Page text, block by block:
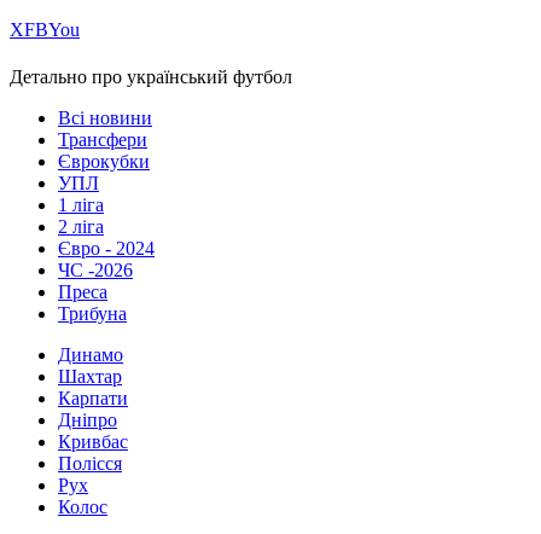
ХFBYou
Детально про український футбол
Всі новини
Трансфери
Єврокубки
УПЛ
1 ліга
2 ліга
Євро - 2024
ЧС -2026
Преса
Трибуна
Динамо
Шахтар
Карпати
Дніпро
Кривбас
Полісся
Рух
Колос